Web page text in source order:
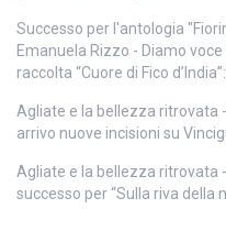
Successo per l'antologia
Emanuela Rizzo - Diamo
raccolta “Cuore di Fico
Agliate e la bellezza ritrovata
arrivo nuove incisioni su
Agliate e la bellezza ritrovata
successo per “Sulla riva della